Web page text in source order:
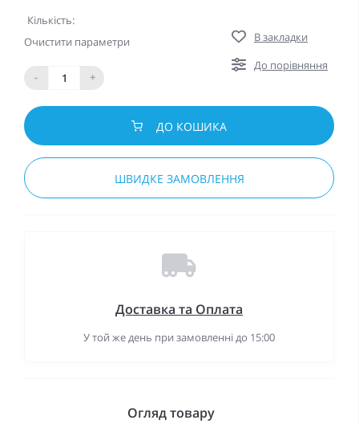
Кількість:
Очистити параметри
- +
В закладки
До порівняння
ДО КОШИКА
ШВИДКЕ ЗАМОВЛЕННЯ
Доставка та Оплата
У той же день при замовленні до 15:00
Огляд товару